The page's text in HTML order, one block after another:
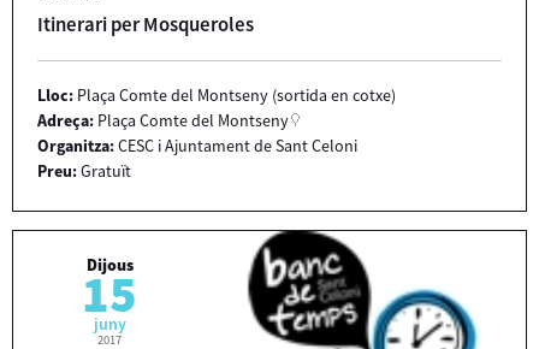
Itinerari per Mosqueroles
Lloc: Plaça Comte del Montseny (sortida en cotxe)
Adreça: Plaça Comte del Montseny
Organitza:CESC i Ajuntament de Sant Celoni
Preu:Gratuït
Dijous
15
juny
2017